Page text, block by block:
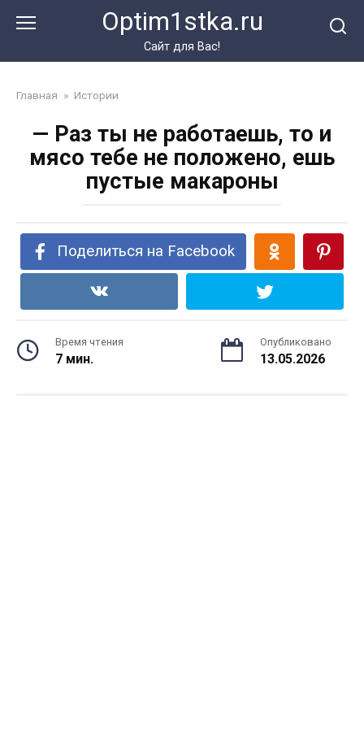
Optim1stka.ru
Сайт для Вас!
Главная » Истории
— Раз ты не работаешь, то и
мясо тебе не положено, ешь
пустые макароны
Поделиться на Facebook
Время чтения
7 мин.
Опубликовано
13.05.2026